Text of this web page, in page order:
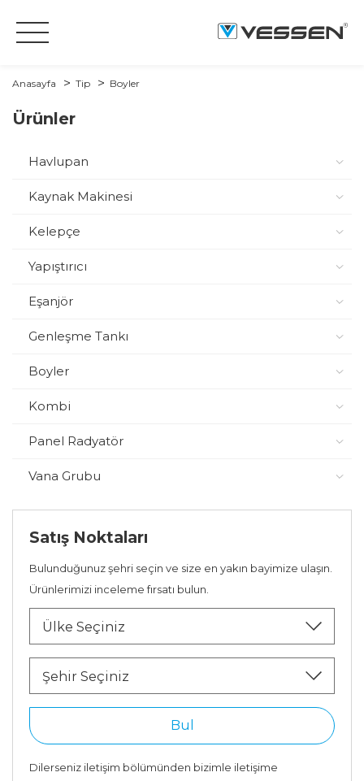
Anasayfa Tip Boyler
Ürünler
Havlupan
Kaynak Makinesi
Kelepçe
Yapıştırıcı
Eşanjör
Genleşme Tankı
Boyler
Kombi
Panel Radyatör
Vana Grubu
Satış Noktaları
Bulunduğunuz şehri seçin ve size en yakın bayimize ulaşın.
Ürünlerimizi inceleme fırsatı bulun.
Ülke Seçiniz
Şehir Seçiniz
Bul
Dilerseniz iletişim bölümünden bizimle iletişime